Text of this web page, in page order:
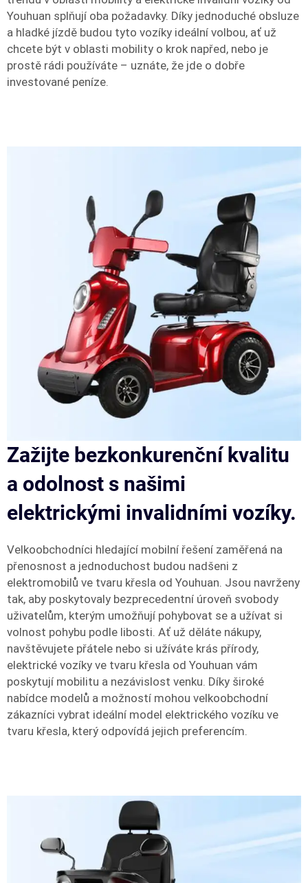
Youhuan splňují oba požadavky. Díky jednoduché obsluze
a hladké jízdě budou tyto vozíky ideální volbou, ať už
chcete být v oblasti mobility o krok napřed, nebo je
prostě rádi používáte – uznáte, že jde o dobře
investované peníze.
Zažijte bezkonkurenční kvalitu
a odolnost s našimi
elektrickými invalidními vozíky.
Velkoobchodníci hledající mobilní řešení zaměřená na
přenosnost a jednoduchost budou nadšeni z
elektromobilů ve tvaru křesla od Youhuan. Jsou navrženy
tak, aby poskytovaly bezprecedentní úroveň svobody
uživatelům, kterým umožňují pohybovat se a užívat si
volnost pohybu podle libosti. Ať už děláte nákupy,
navštěvujete přátele nebo si užíváte krás přírody,
elektrické vozíky ve tvaru křesla od Youhuan vám
poskytují mobilitu a nezávislost venku. Díky široké
nabídce modelů a možností mohou velkoobchodní
zákazníci vybrat ideální model elektrického vozíku ve
tvaru křesla, který odpovídá jejich preferencím.